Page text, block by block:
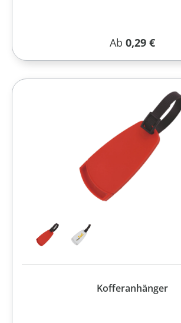
Regulärer Preis:
Ab 0,29 €
Kofferanhänger